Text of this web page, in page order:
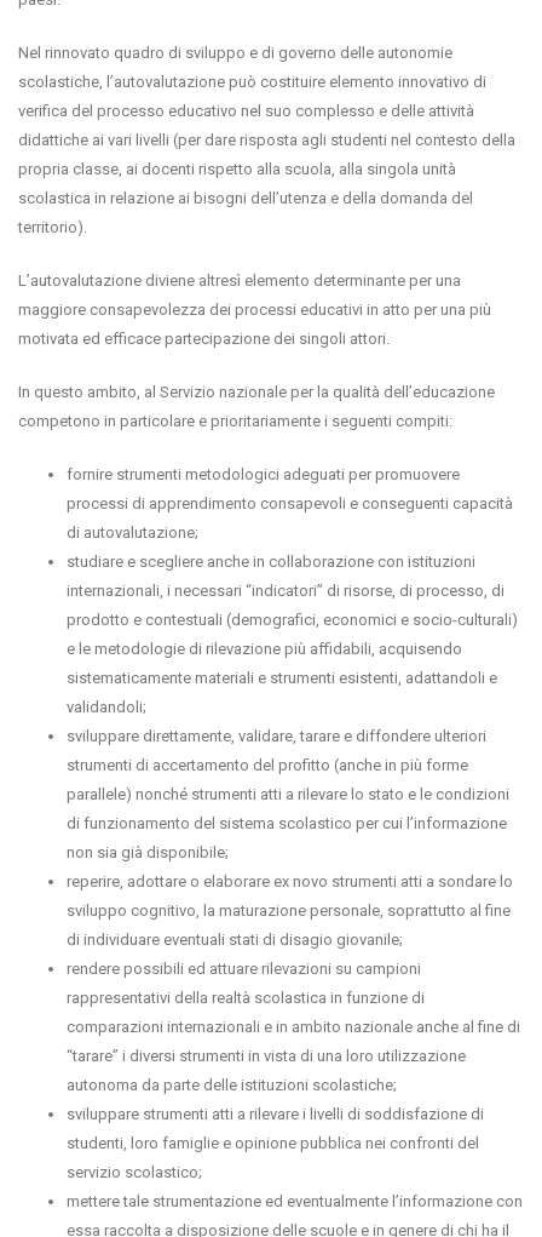
Nel rinnovato quadro di sviluppo e di governo delle autonomie
scolastiche, l’autovalutazione può costituire elemento innovativo di
verifica del processo educativo nel suo complesso e delle attività
didattiche ai vari livelli (per dare risposta agli studenti nel contesto della
propria classe, ai docenti rispetto alla scuola, alla singola unità
scolastica in relazione ai bisogni dell’utenza e della domanda del
territorio).
L’autovalutazione diviene altresì elemento determinante per una
maggiore consapevolezza dei processi educativi in atto per una più
motivata ed efficace partecipazione dei singoli attori.
In questo ambito, al Servizio nazionale per la qualità dell’educazione
competono in particolare e prioritariamente i seguenti compiti:
fornire strumenti metodologici adeguati per promuovere
processi di apprendimento consapevoli e conseguenti capacità
di autovalutazione;
studiare e scegliere anche in collaborazione con istituzioni
internazionali, i necessari “indicatori” di risorse, di processo, di
prodotto e contestuali (demografici, economici e socio-culturali)
e le metodologie di rilevazione più affidabili, acquisendo
sistematicamente materiali e strumenti esistenti, adattandoli e
validandoli;
sviluppare direttamente, validare, tarare e diffondere ulteriori
strumenti di accertamento del profitto (anche in più forme
parallele) nonché strumenti atti a rilevare lo stato e le condizioni
di funzionamento del sistema scolastico per cui l’informazione
non sia già disponibile;
reperire, adottare o elaborare ex novo strumenti atti a sondare lo
sviluppo cognitivo, la maturazione personale, soprattutto al fine
di individuare eventuali stati di disagio giovanile;
rendere possibili ed attuare rilevazioni su campioni
rappresentativi della realtà scolastica in funzione di
comparazioni internazionali e in ambito nazionale anche al fine di
“tarare” i diversi strumenti in vista di una loro utilizzazione
autonoma da parte delle istituzioni scolastiche;
sviluppare strumenti atti a rilevare i livelli di soddisfazione di
studenti, loro famiglie e opinione pubblica nei confronti del
servizio scolastico;
mettere tale strumentazione ed eventualmente l’informazione con
essa raccolta a disposizione delle scuole e in genere di chi ha il